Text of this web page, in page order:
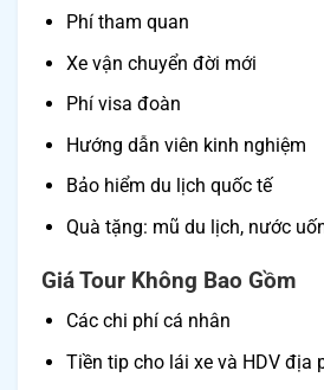
Phí tham quan
Xe vận chuyển đời mới
Phí visa đoàn
Hướng dẫn viên kinh nghiệm
Bảo hiểm du lịch quốc tế
Quà tặng: mũ du lịch, nước
Giá Tour Không Bao Gồm
Các chi phí cá nhân
Tiền tip cho lái xe và HDV địa